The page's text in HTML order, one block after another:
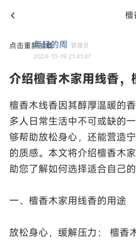
檀
点击重新加载
年轻的周 管理员
2024-10-19 21:41:47
介绍檀香木家用线香，
檀香木线香因其醇厚温暖的
多人日常生活中不可或缺的
够帮助放松身心，还能营造
的质感。本文将介绍檀香木
助您了解如何选择适合自己的
一、檀香木家用线香的用途
放松身心，缓解压力： 檀香